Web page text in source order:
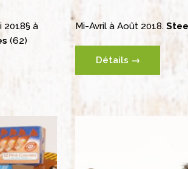
2018§ à
(62)
Mi-Avril à Août 2018.
Détails →